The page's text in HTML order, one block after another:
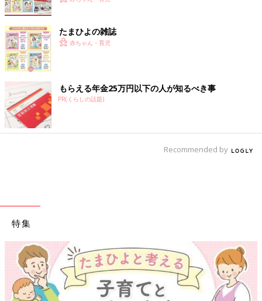
たまひよの雑誌
赤ちゃん・育児
もらえる年金25万円以下の人が知るべき事
PR(くらしの話題)
Recommended by
特集